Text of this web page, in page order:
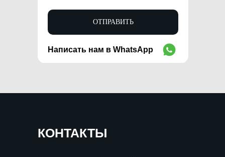
Написать нам в WhatsApp
ОТПРАВИТЬ
WhatsApp
КОНТАКТЫ